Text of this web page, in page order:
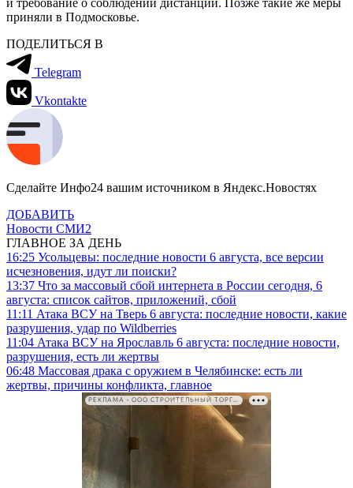
приняли в Подмосковье.
ПОДЕЛИТЬСЯ В
Telegram
Vkontakte
Сделайте Инфо24 вашим источником в Яндекс.Новостях
ДОБАВИТЬ
Новости СМИ2
ГЛАВНОЕ ЗА ДЕНЬ
16:25 Усольцевы: последние новости 6 августа, все версии
исчезновения, идут ли поиски?
13:37 Что за массовый сбой интернета в России сегодня, 6
августа: список сайтов, приложений, сбой
11:11 Атака ВСУ на Тверь 6 августа: последние новости, какие
разрушения, удар по Wildberries
11:04 Атака ВСУ на Ярославль 6 августа: последние новости,
разрушения, есть ли жертвы
06:48 Массовая драка с оружием в Челябинске: есть ли
жертвы, причины конфликта, главное
РЕКЛАМА • ООО СТРОИТЕЛЬНЫЙ ТОРГОВЫЙ ДОМ «ПЕТРОВИЧ». ИНН: 7802348846